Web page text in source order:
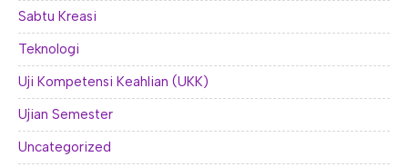
Sabtu Kreasi
Teknologi
Uji Kompetensi Keahlian (UKK)
Ujian Semester
Uncategorized